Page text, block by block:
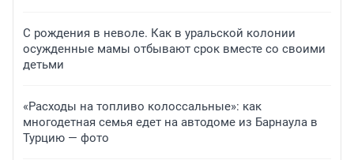
С рождения в неволе. Как в уральской колонии
осужденные мамы отбывают срок вместе со своими
детьми
«Расходы на топливо колоссальные»: как
многодетная семья едет на автодоме из Барнаула в
Турцию — фото